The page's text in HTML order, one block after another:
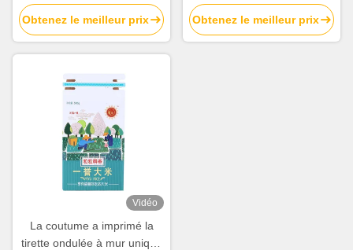
boîtes en carton ondulé pour
le paquet de bâtis de
téléphone
Obtenez le meilleur prix
enferme dans une boîte
l'impression en gros avec la
poignée
Obtenez le meilleur prix
Vidéo
La coutume a imprimé la
tirette ondulée à mur unique